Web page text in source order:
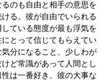
のも自由と相手の意思を
る。彼が自由でいられる
ている態度が最も浮気を
とって信じてもらえてい
分になること、少しわが
ど常識があって人間とし
は一番好き、彼の大事な